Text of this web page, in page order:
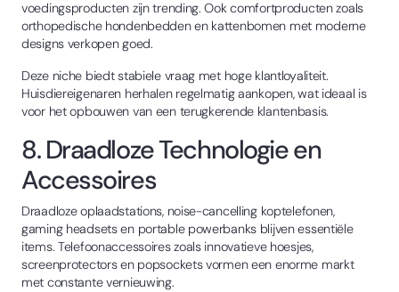
voedingsproducten zijn trending. Ook comfortproducten zoals
orthopedische hondenbedden en kattenbomen met moderne
designs verkopen goed.
Deze niche biedt stabiele vraag met hoge klantloyaliteit.
Huisdiereigenaren herhalen regelmatig aankopen, wat ideaal is
voor het opbouwen van een terugkerende klantenbasis.
8. Draadloze Technologie en
Accessoires
Draadloze oplaadstations, noise-cancelling koptelefonen,
gaming headsets en portable powerbanks blijven essentiële
items. Telefoonaccessoires zoals innovatieve hoesjes,
screenprotectors en popsockets vormen een enorme markt
met constante vernieuwing.